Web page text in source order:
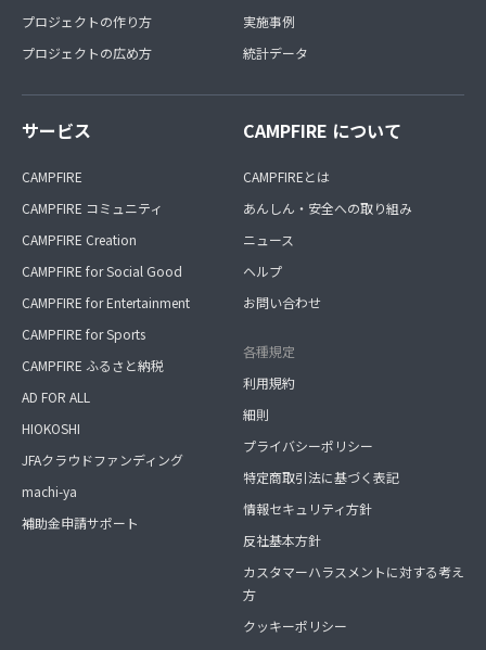
プロジェクトの作り方
プロジェクトの広め方
実施事例
統計データ
サービス
CAMPFIRE
CAMPFIRE コミュニティ
CAMPFIRE Creation
CAMPFIRE for Social Good
CAMPFIRE for Entertainment
CAMPFIRE for Sports
CAMPFIRE ふるさと納税
AD FOR ALL
HIOKOSHI
JFAクラウドファンディング
machi-ya
補助金申請サポート
CAMPFIRE について
CAMPFIREとは
あんしん・安全への取り組み
ニュース
ヘルプ
お問い合わせ
各種規定
利用規約
細則
プライバシーポリシー
特定商取引法に基づく表記
情報セキュリティ方針
反社基本方針
カスタマーハラスメントに対する考え
方
クッキーポリシー